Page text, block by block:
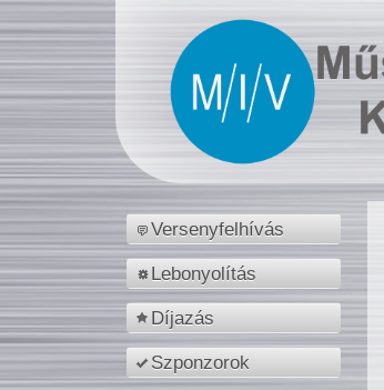
Versenyfelhívás
Lebonyolítás
Díjazás
Szponzorok